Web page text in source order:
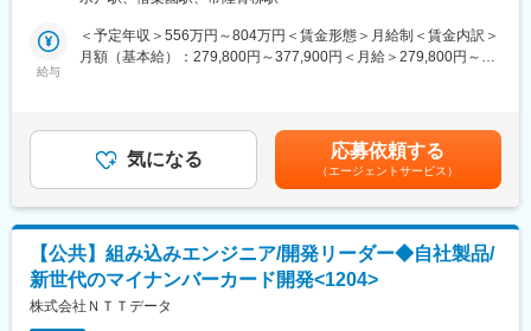
人）以上ある中で日本法人は売上シェアトップです。
・スマートフォン、タブレット、IoT、自動車、エンタープライズ
変更の範囲：会社の定める業務
る開発・設計業務をお任せします。
【具体的な業務例】
ご経験に併せて、下記のいずれかの業務を担当いただきます。
った開発業務を担当いただきます。
※主に在宅勤務となりますが、担当する案件により週2回程度出社
いただく場合もございます。
任せします。
■キャリアパス：
給与
＜予定年収＞556万円～804万円＜賃金形態＞月給制＜賃金内訳＞
月額（基本給）：279,800円～377,900円＜月給＞279,800円～
当、家族手当他）支給有■賞与：年2回（6月・12月）賃金はあく
までも目安の金額であり、選考を通じて上下する可能性がありま
す。月給(月額)は固定手当を含めた表記です。
気になる 応募依頼する
（エージェントサービス）
【公共】組み込みエンジニア/開発リーダー◆自社製品/
新世代のマイナンバーカード開発<1204>
株式会社ＮＴＴデータ